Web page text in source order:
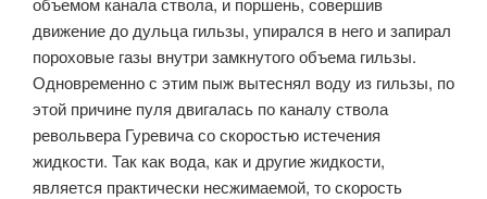
движение до дульца гильзы, упирался в него и запирал
пороховые газы внутри замкнутого объема гильзы.
Одновременно с этим пыж вытеснял воду из гильзы, по
этой причине пуля двигалась по каналу ствола
револьвера Гуревича со скоростью истечения
жидкости. Так как вода, как и другие жидкости,
является практически несжимаемой, то скорость